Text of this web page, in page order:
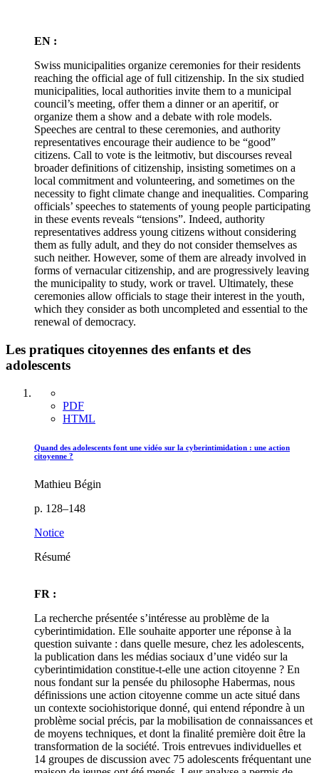
EN :
Swiss municipalities organize ceremonies for their residents
reaching the official age of full citizenship. In the six studied
municipalities, local authorities invite them to a municipal
council’s meeting, offer them a dinner or an aperitif, or
organize them a show and a debate with role models.
Speeches are central to these ceremonies, and authority
representatives encourage their audience to be “good”
citizens. Call to vote is the leitmotiv, but discourses reveal
broader definitions of citizenship, insisting sometimes on a
local commitment and volunteering, and sometimes on the
necessity to fight climate change and inequalities. Comparing
officials’ speeches to statements of young people participating
in these events reveals “tensions”. Indeed, authority
representatives address young citizens without considering
them as fully adult, and they do not consider themselves as
such neither. However, some of them are already involved in
forms of vernacular citizenship, and are progressively leaving
the municipality to study, work or travel. Ultimately, these
ceremonies allow officials to stage their interest in the youth,
which they consider as both uncompleted and essential to the
renewal of democracy.
Les pratiques citoyennes des enfants et des
adolescents
PDF
HTML
Quand des adolescents font une vidéo sur la cyberintimidation : une action
citoyenne ?
Mathieu Bégin
p. 128–148
Notice
Résumé
FR :
La recherche présentée s’intéresse au problème de la
cyberintimidation. Elle souhaite apporter une réponse à la
question suivante : dans quelle mesure, chez les adolescents,
la publication dans les médias sociaux d’une vidéo sur la
cyberintimidation constitue-t-elle une action citoyenne ? En
nous fondant sur la pensée du philosophe Habermas, nous
définissions une action citoyenne comme un acte situé dans
un contexte sociohistorique donné, qui entend répondre à un
problème social précis, par la mobilisation de connaissances et
de moyens techniques, et dont la finalité première doit être la
transformation de la société. Trois entrevues individuelles et
14 groupes de discussion avec 75 adolescents fréquentant une